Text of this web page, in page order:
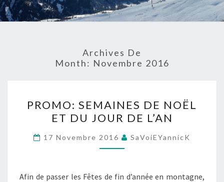
Archives De
Month: Novembre 2016
SEMAINES
DE
NOËL
ET
JOUR
PROMO: SEMAINES DE NOËL
ET DU JOUR DE L’AN
17 Novembre 2016 SaVoiEYannicK
Afin de passer les Fêtes de fin d’année en montagne,